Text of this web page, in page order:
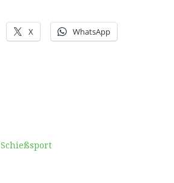
X WhatsApp
Schießsport